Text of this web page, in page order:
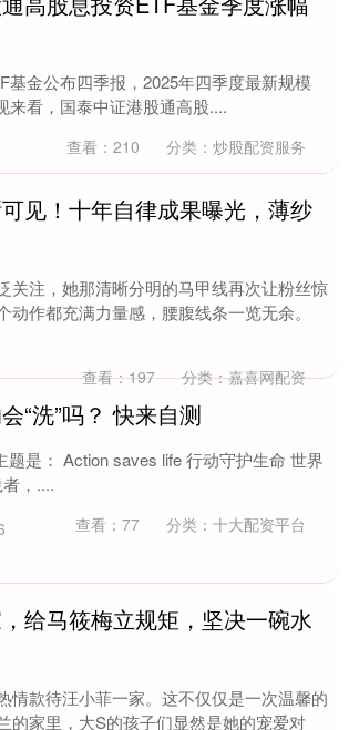
金公布四季报，2025年四季度最新规模
来看，国泰中证港股通高股....
查看： 210 分类： 炒股配资服务
见！十年自律成果曝光，薄纱
关注，她那清晰分明的马甲线再次让粉丝惊
作都充满力量感，腰腹线条一览无余。
查看：197 分类：嘉喜网配资
“洗”吗？ 快来自测
是： Action saves life 行动守护生命 世界
，....
查看： 77 分类： 十大配资平台
给马筱梅立规矩，坚决一碗水
情款待汪小菲一家。这不仅仅是一次温馨的
的家里，大S的孩子们显然是她的宠爱对